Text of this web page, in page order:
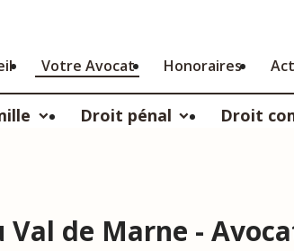
Votre Avocat Honoraires
Droit pénal Droit
de Marne -